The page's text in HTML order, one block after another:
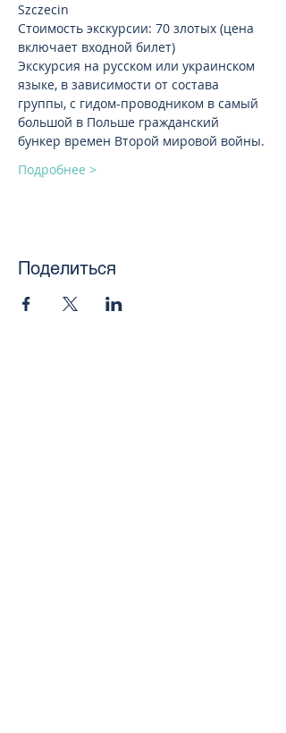
Szczecin
Стоимость экскурсии: 70 злотых (цена
включает входной билет)
Экскурсия на русском или украинском
языке, в зависимости от состава
группы, с гидом-проводником в самый
большой в Польше гражданский
бункер времен Второй мировой войны.
Подробнее >
Поделиться